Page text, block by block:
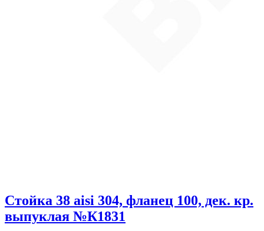
Стойка 38 aisi 304, фланец 100, дек. кр.
выпуклая №К1831